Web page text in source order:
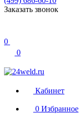
Заказать звонок
0
0
Кабинет
0 Избранное